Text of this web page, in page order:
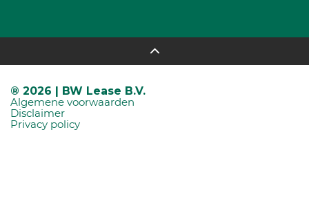
® 2026 | BW Lease B.V.
Algemene voorwaarden
Disclaimer
Privacy policy